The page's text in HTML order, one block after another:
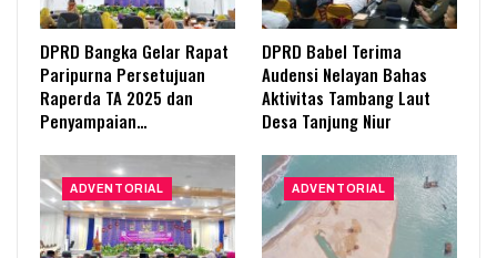
DPRD Bangka Gelar Rapat
Paripurna Persetujuan
Raperda TA 2025 dan
Penyampaian…
DPRD Babel Terima
Audensi Nelayan Bahas
Aktivitas Tambang Laut
Desa Tanjung Niur
ADVENTORIAL ADVENTORIAL